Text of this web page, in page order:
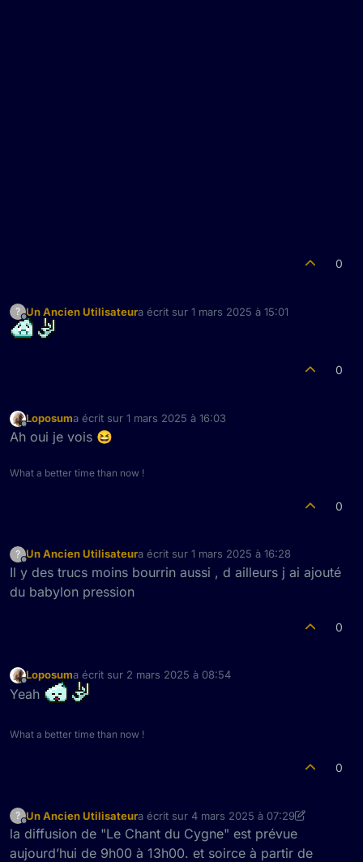
0
?
Hors-ligne
Un Ancien Utilisateura écrit sur 1 mars 2025 à 15:01
dernière édition par
0
Hors-ligne
Loposuma écrit sur 1 mars 2025 à 16:03
dernière édition par
Ah oui je vois 😆
What a better time than now !
0
?
Hors-ligne
Un Ancien Utilisateura écrit sur 1 mars 2025 à 16:28
dernière édition par
Il y des trucs moins bourrin aussi , d ailleurs j ai ajouté
du babylon pression
0
Hors-ligne
Loposuma écrit sur 2 mars 2025 à 08:54
dernière édition par
Yeah
What a better time than now !
0
?
Hors-ligne
Un Ancien Utilisateura écrit sur 4 mars 2025 à 07:29
dernière édition par Un Ancien Utilisateur
la diffusion de "Le Chant du Cygne" est prévue
aujourd’hui de 9h00 à 13h00. et soirce à partir de